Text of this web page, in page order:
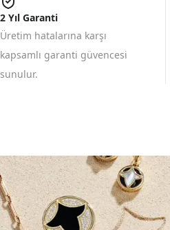
2 Yıl Garanti
Üretim hatalarına karşı
kapsamlı garanti güvencesi
sunulur.